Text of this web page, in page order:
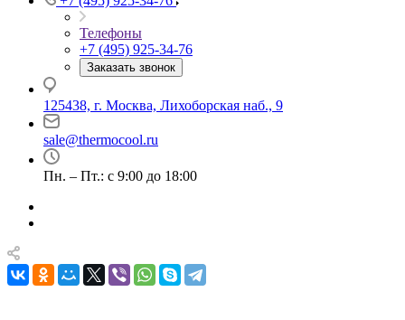
Телефоны
+7 (495) 925-34-76
Заказать звонок
125438, г. Москва, Лихоборская наб., 9
sale@thermocool.ru
Пн. – Пт.: с 9:00 до 18:00